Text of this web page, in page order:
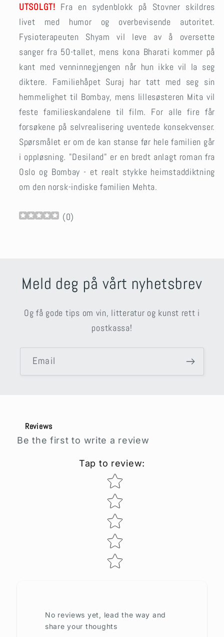
UTSOLGT! Fra en sydenblokk på Stovner skildres
livet med humor og overbevisende autoritet.
Fysioterapeuten Shyam vil leve av å oversette
sanger fra 50-tallet, mens kona Bharati kommer på
kant med venninnegjengen når hun ikke vil la seg
diktere. Familiehåpet Suraj har tatt med seg sin
hemmelighet til Bombay, mens lillesøsteren Mita vil
feste familieskandalene til film. For alle fire får
forsøkene på selvrealisering uventede konsekvenser.
Spørsmålet er om de kan stanse før hele familien går
i oppløsning. "Desiland" er en bredt anlagt roman fra
Oslo og Bombay - et realt stykke heimstaddiktning
om den norsk-indiske familien Mehta.
(0)
Meld deg på vårt nyhetsbrev
Og få gode tips om vin, litteratur og kunst rett i
postkassa!
Email
Reviews
Be the first to write a review
Tap to review:
Star rating
No reviews yet, lead the way and
share your thoughts